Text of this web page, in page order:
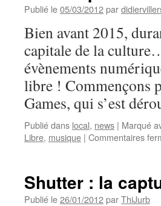
Publié le05/03/2012par
Bien avant 2015,
capitale de la
évènements
libre ! Commençons
Games, qui s’est
Publié dans local, news | Marqué
Libre, musique | Commentaires
Shutter : la
Publié le26/01/2012parThiJurb